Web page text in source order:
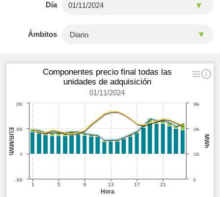
Día
Ámbitos
Hora
MWh
EUR/MWh
Componentes precio final todas las
unidades de adquisición
01/11/2024
1 5 9 13 17 21
0
24k
12k
36k
0
-100
100
200